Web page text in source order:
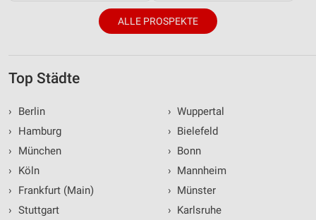
ALLE PROSPEKTE
Top Städte
›
Berlin
›
Hamburg
›
München
›
Köln
›
Frankfurt (Main)
› Stuttgart
› Wuppertal
› Bielefeld
› Bonn
› Mannheim
› Münster
› Karlsruhe